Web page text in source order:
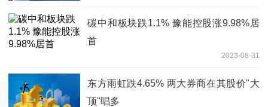
碳中和板块跌1.1% 豫能控股涨9.98%居
首
2023-08-31
东方雨虹跌4.65% 两大券商在其股价"大
顶"唱多